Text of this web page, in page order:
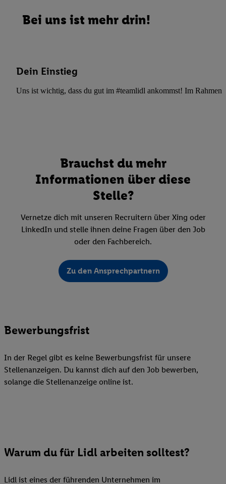
Bei uns ist mehr drin!
Dein Einstieg
Uns ist wichtig, dass du gut im #teamlidl ankommst! Im Rahmen
Brauchst du mehr
Informationen über diese
Stelle?
Vernetze dich mit unseren Recruitern über Xing oder
LinkedIn und stelle ihnen deine Fragen über den Job
oder den Fachbereich.
Zu den Ansprechpartnern
Bewerbungsfrist
In der Regel gibt es keine Bewerbungsfrist für unsere
Stellenanzeigen. Du kannst dich auf den Job bewerben,
solange die Stellenanzeige online ist.
Warum du für Lidl arbeiten solltest?
Lidl ist eines der führenden Unternehmen im